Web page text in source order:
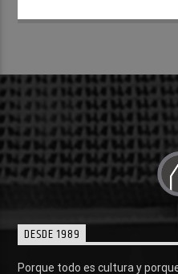
DESDE 1989
Porque todo es cultura y